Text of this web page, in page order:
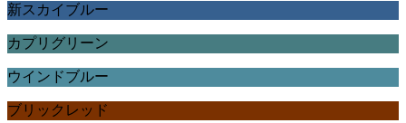
新スカイブルー
カプリグリーン
ウインドブルー
ブリックレッド